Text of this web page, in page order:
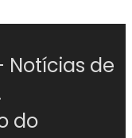
Notícias de
do